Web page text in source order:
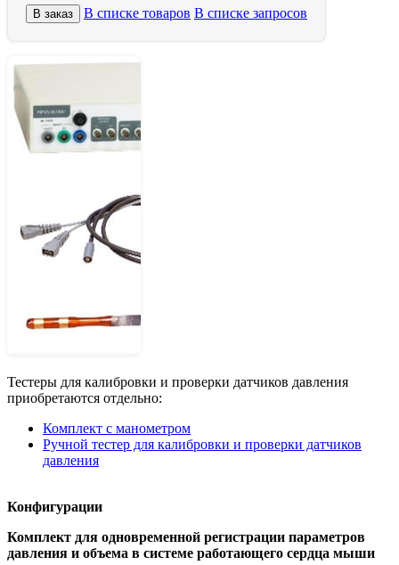
В заказ В списке товаров В списке запросов
Тестеры для калибровки и проверки датчиков давления
приобретаются отдельно:
Комплект с манометром
Ручной тестер для калибровки и проверки датчиков
давления
Конфигурации
Комплект для одновременной регистрации параметров
давления и объема в системе работающего сердца мыши